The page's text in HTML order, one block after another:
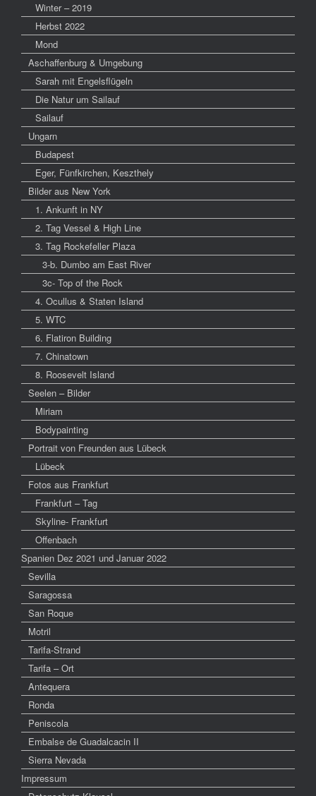
Winter – 2019
Herbst 2022
Mond
Aschaffenburg & Umgebung
Sarah mit Engelsflügeln
Die Natur um Sailauf
Sailauf
Ungarn
Budapest
Eger, Fünfkirchen, Keszthely
Bilder aus New York
1. Ankunft in NY
2. Tag Vessel & High Line
3. Tag Rockefeller Plaza
3-b. Dumbo am East River
3c- Top of the Rock
4. Ocullus & Staten Island
5. WTC
6. Flatiron Building
7. Chinatown
8. Roosevelt Island
Seelen – Bilder
Miriam
Bodypainting
Portrait von Freunden aus Lübeck
Lübeck
Fotos aus Frankfurt
Frankfurt – Tag
Skyline- Frankfurt
Offenbach
Spanien Dez 2021 und Januar 2022
Sevilla
Saragossa
San Roque
Motril
Tarifa-Strand
Tarifa – Ort
Antequera
Ronda
Peniscola
Embalse de Guadalcacin II
Sierra Nevada
Impressum